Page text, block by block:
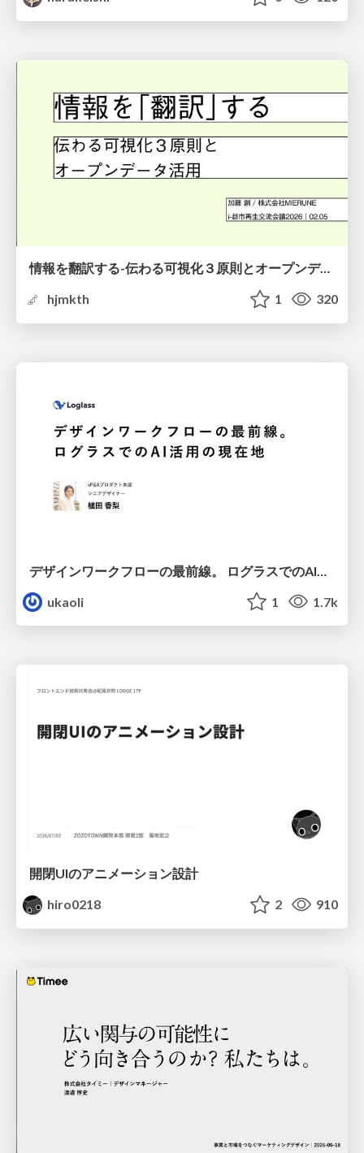
情報を翻訳する-伝わる可視化３原則とオープンデータ活用-
hjmkth
1 320
ukaoli
1 1.7k
開閉UIのアニメーション設計
hiro0218
2 910